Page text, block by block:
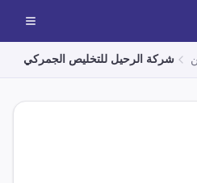
شركة الرحيل للتخليص الجمركي